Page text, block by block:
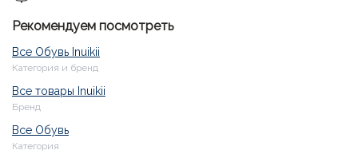
Рекомендуем посмотреть
Все Обувь Inuikii
Категория и бренд
Все товары Inuikii
Бренд
Все Обувь
Категория